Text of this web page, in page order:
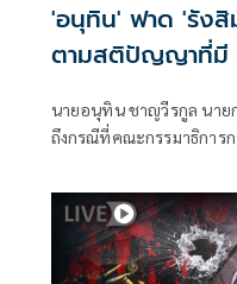
'อนุทิน' ฟาด 'รัง
ตามสติปัญญาที่มี
นายอนุทิน ชาญวีรกูล นาย
ถึงกรณีที่คณะกรรมาธิการ
กรรมาธิการ มีการอ้างชื่อ
ทุจริตสอบท้องถิ่น